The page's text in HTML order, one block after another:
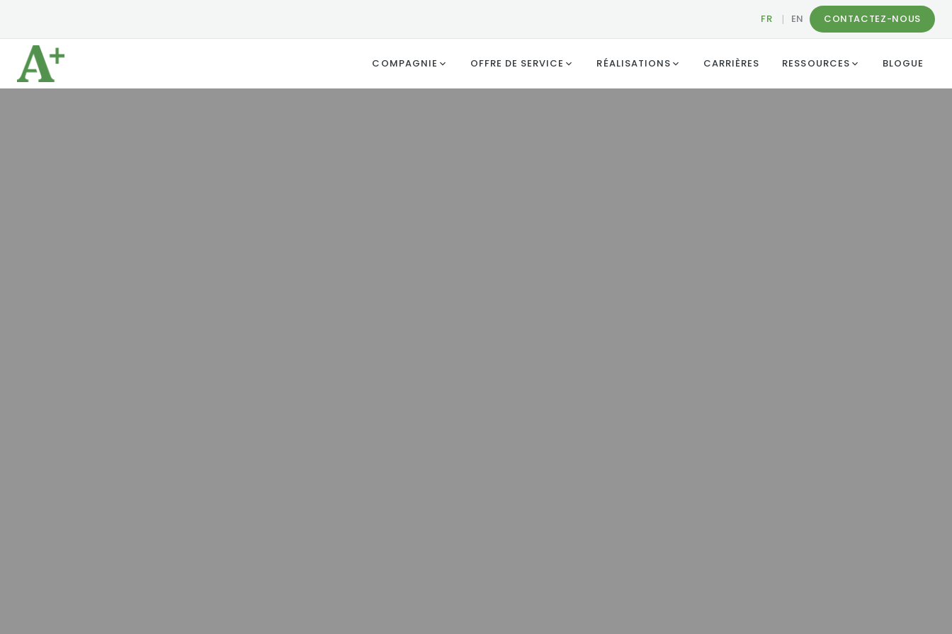
FR | EN CONTACTEZ-NOUS
COMPAGNIE OFFRE DE SERVICE RÉALISATIONS CARRIÈRES RESSOURCES BLOGUE